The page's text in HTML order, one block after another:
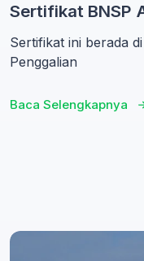
Sertifikat BNSP
Sertifikat ini berada
Penggalian
Baca Selengkapnya